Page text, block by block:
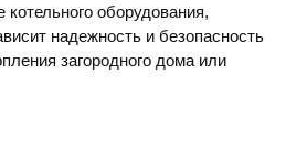
котельного оборудования,
надежность и безопасность
загородного дома или